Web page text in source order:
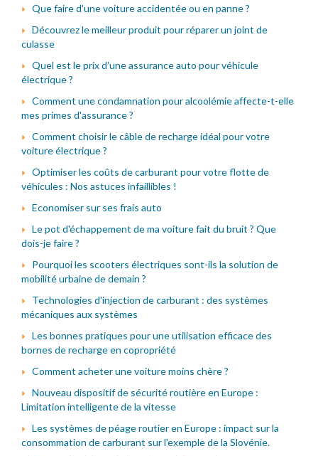
Que faire d'une voiture accidentée ou en panne ?
Découvrez le meilleur produit pour réparer un joint de
culasse
Quel est le prix d'une assurance auto pour véhicule
électrique ?
Comment une condamnation pour alcoolémie affecte-t-elle
mes primes d'assurance ?
Comment choisir le câble de recharge idéal pour votre
voiture électrique ?
Optimiser les coûts de carburant pour votre flotte de
véhicules : Nos astuces infaillibles !
Economiser sur ses frais auto
Le pot d'échappement de ma voiture fait du bruit ? Que
dois-je faire ?
Pourquoi les scooters électriques sont-ils la solution de
mobilité urbaine de demain ?
Technologies d'injection de carburant : des systèmes
mécaniques aux systèmes
Les bonnes pratiques pour une utilisation efficace des
bornes de recharge en copropriété
Comment acheter une voiture moins chère ?
Nouveau dispositif de sécurité routière en Europe :
Limitation intelligente de la vitesse
Les systèmes de péage routier en Europe : impact sur la
consommation de carburant sur l'exemple de la Slovénie.